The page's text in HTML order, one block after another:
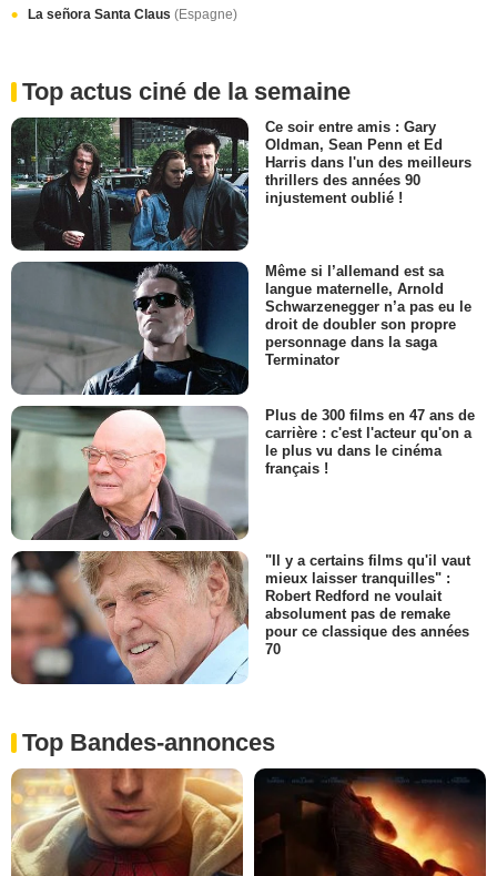
La señora Santa Claus (Espagne)
Top actus ciné de la semaine
Ce soir entre amis : Gary
Oldman, Sean Penn et Ed
Harris dans l'un des meilleurs
thrillers des années 90
injustement oublié !
Même si l’allemand est sa
langue maternelle, Arnold
Schwarzenegger n’a pas eu le
droit de doubler son propre
personnage dans la saga
Terminator
Plus de 300 films en 47 ans de
carrière : c'est l'acteur qu'on a
le plus vu dans le cinéma
français !
"Il y a certains films qu'il vaut
mieux laisser tranquilles" :
Robert Redford ne voulait
absolument pas de remake
pour ce classique des années
70
Top Bandes-annonces